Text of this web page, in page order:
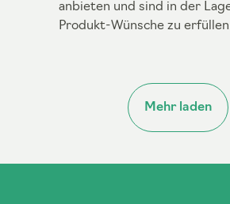
anbieten und sind in der
Produkt-Wünsche zu
Mehr laden